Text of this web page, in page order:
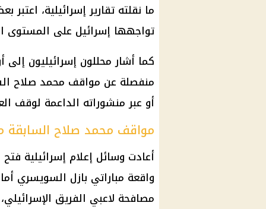
ما نقلته تقارير إسرائيلية،
تواجهها إسرائيل على المستوى
كما أشار محللون إسرائيليون
منفصلة عن مواقف محمد صلاح
أو عبر منشوراته الداعمة لوقف
مواقف محمد صلاح
أعادت وسائل إعلام إسرائيلية
مصافحة لاعبي الفريق